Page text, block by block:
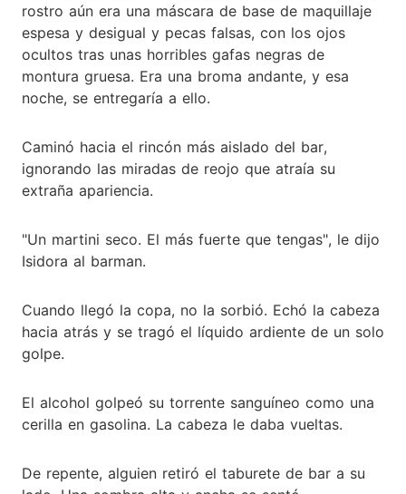
rostro aún era una máscara de base de maquillaje
espesa y desigual y pecas falsas, con los ojos
ocultos tras unas horribles gafas negras de
montura gruesa. Era una broma andante, y esa
noche, se entregaría a ello.
Caminó hacia el rincón más aislado del bar,
ignorando las miradas de reojo que atraía su
extraña apariencia.
"Un martini seco. El más fuerte que tengas", le dijo
Isidora al barman.
Cuando llegó la copa, no la sorbió. Echó la cabeza
hacia atrás y se tragó el líquido ardiente de un solo
golpe.
El alcohol golpeó su torrente sanguíneo como una
cerilla en gasolina. La cabeza le daba vueltas.
De repente, alguien retiró el taburete de bar a su